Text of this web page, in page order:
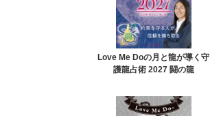
Love Me Doの月と龍が導く守
護龍占術 2027 闘の龍